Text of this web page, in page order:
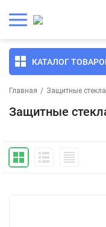
КАТАЛОГ
Главная / Защитные стекла
Защитные